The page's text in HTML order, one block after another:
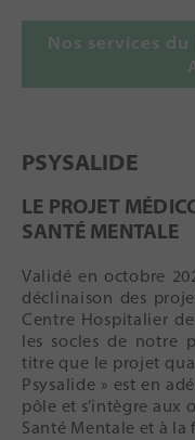
Nos services
PSYSALIDE
LE PROJET
SANTÉ MENTALE
Validé en octobre
déclinaison des
Centre Hospitalier
les socles de notre
titre que le projet
Psysalide » est en
pôle et s’intègre
Santé Mentale et à